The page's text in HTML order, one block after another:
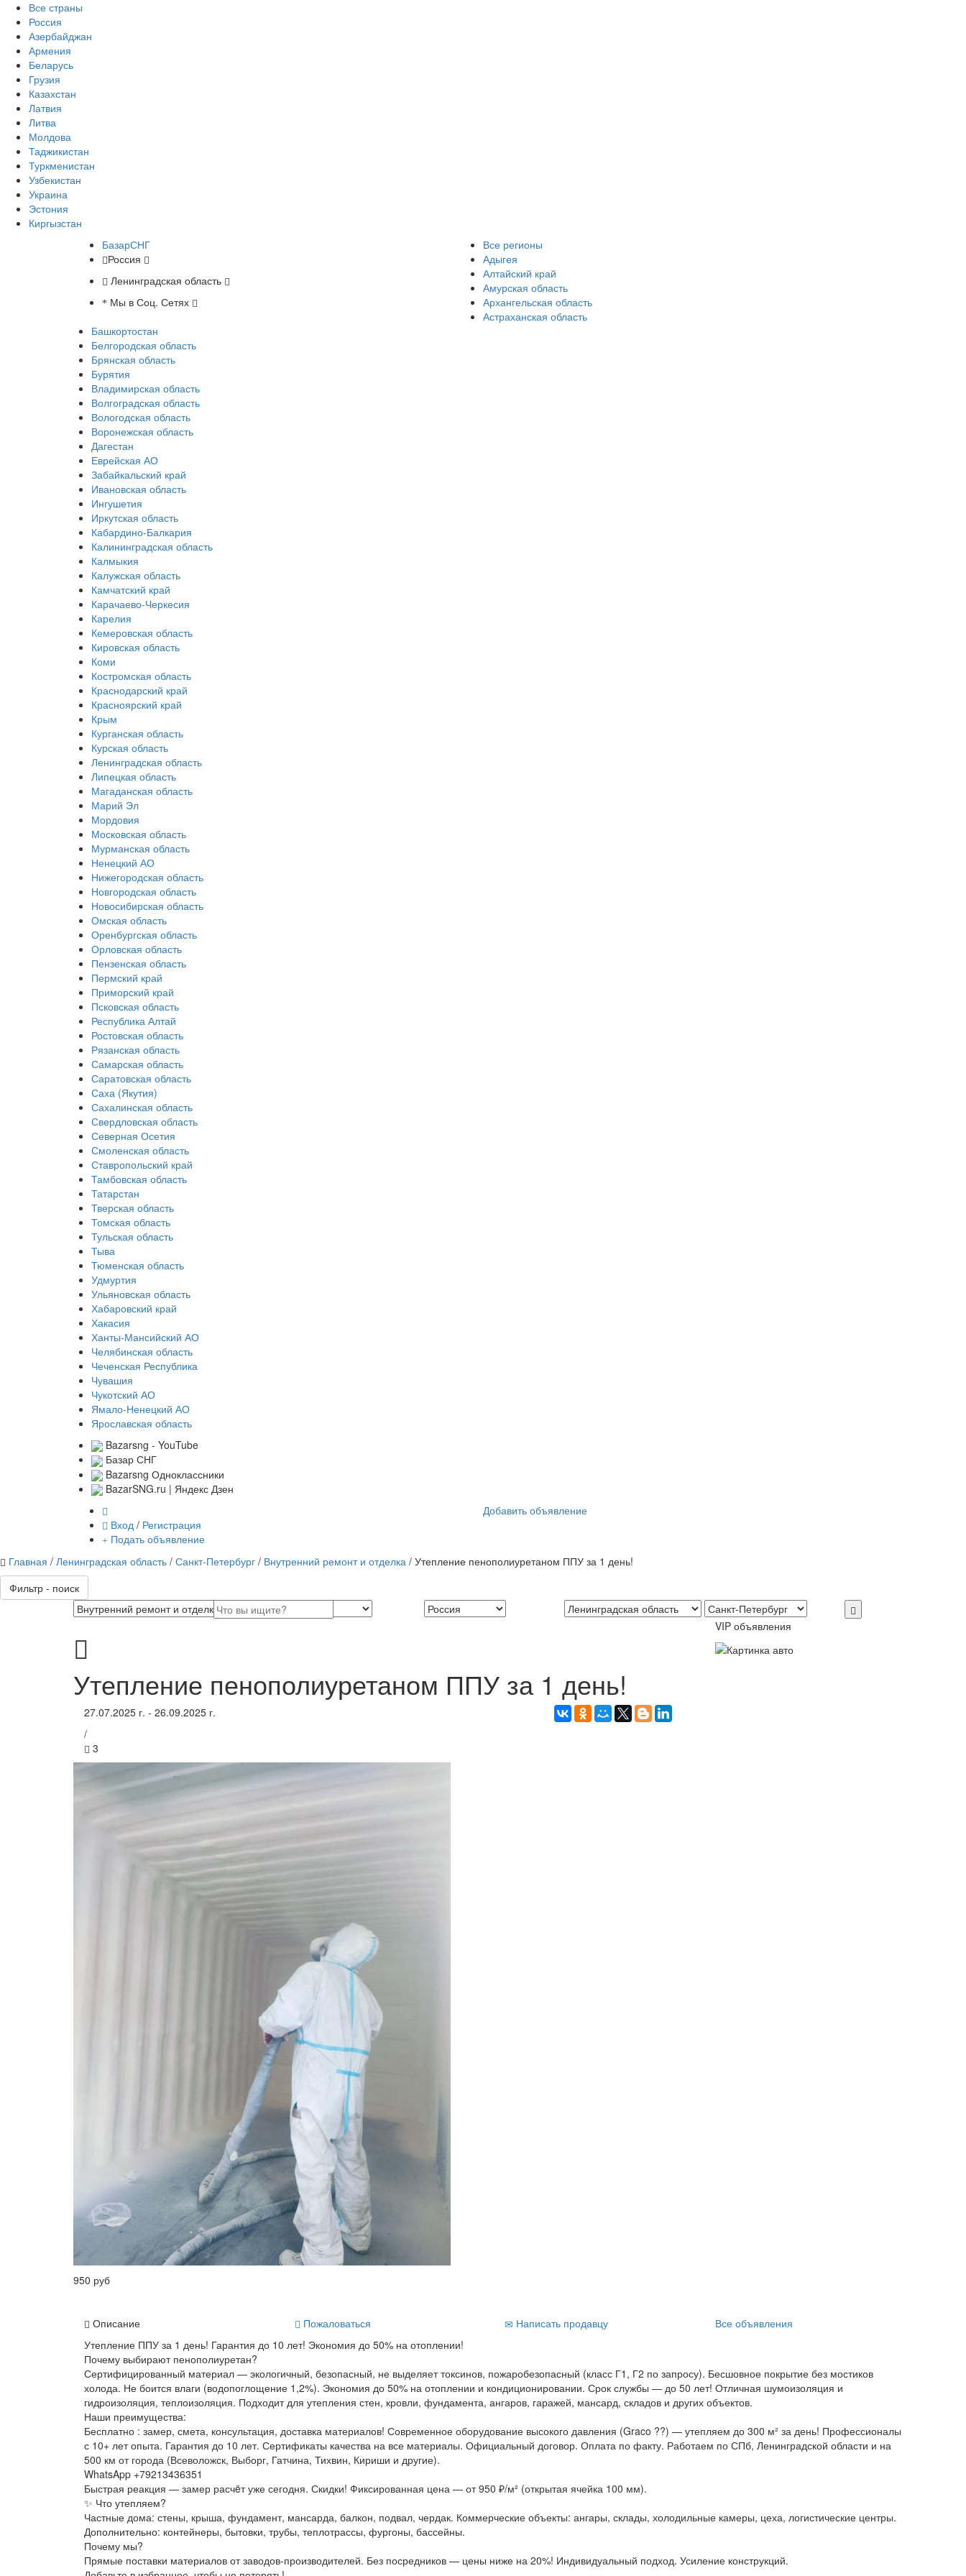
Все страны
Россия
Азербайджан
Армения
Беларусь
Грузия
Казахстан
Латвия
Литва
Молдова
Таджикистан
Туркменистан
Узбекистан
Украина
Эстония
Киргызстан
БазарСНГ
Россия
Ленинградская область
Мы в Соц. Сетях
Все регионы
Адыгея
Алтайский край
Амурская область
Архангельская область
Астраханская область
Башкортостан
Белгородская область
Брянская область
Бурятия
Владимирская область
Волгоградская область
Вологодская область
Воронежская область
Дагестан
Еврейская АО
Забайкальский край
Ивановская область
Ингушетия
Иркутская область
Кабардино-Балкария
Калининградская область
Калмыкия
Калужская область
Камчатский край
Карачаево-Черкесия
Карелия
Кемеровская область
Кировская область
Коми
Костромская область
Краснодарский край
Красноярский край
Крым
Курганская область
Курская область
Ленинградская область
Липецкая область
Магаданская область
Марий Эл
Мордовия
Московская область
Мурманская область
Ненецкий АО
Нижегородская область
Новгородская область
Новосибирская область
Омская область
Оренбургская область
Орловская область
Пензенская область
Пермский край
Приморский край
Псковская область
Республика Алтай
Ростовская область
Рязанская область
Самарская область
Саратовская область
Саха (Якутия)
Сахалинская область
Свердловская область
Северная Осетия
Смоленская область
Ставропольский край
Тамбовская область
Татарстан
Тверская область
Томская область
Тульская область
Тыва
Тюменская область
Удмуртия
Ульяновская область
Хабаровский край
Хакасия
Ханты-Мансийский АО
Челябинская область
Чеченская Республика
Чувашия
Чукотский АО
Ямало-Ненецкий АО
Ярославская область
Bazarsng - YouTube
Базар СНГ
Bazarsng Одноклассники
BazarSNG.ru | Яндекс Дзен
Вход / Регистрация
Подать объявление
Добавить объявление
Главная / Ленинградская область / Санкт-Петербург / Внутренний ремонт и отделка / Утепление пенополиуретаном ППУ за 1 день!
Фильтр - поиск
Утепление пенополиуретаном ППУ за 1 день!
27.07.2025 г. - 26.09.2025 г.
/
3
950 руб
Описание Пожаловаться Написать продавцу
Все объявления
Утепление ППУ за 1 день! Гарантия до 10 лет! Экономия до 50% на отоплении!
Почему выбирают пенополиуретан?
Сертифицированный материал — экологичный, безопасный, не выделяет токсинов, пожаробезопасный (класс Г1, Г2 по запросу). Бесшовное покрытие без мостиков
холода. Не боится влаги (водопоглощение 1,2%). Экономия до 50% на отоплении и кондиционировании. Срок службы — до 50 лет! Отличная шумоизоляция и
гидроизоляция, теплоизоляция. Подходит для утепления стен, кровли, фундамента, ангаров, гаражей, мансард, складов и других объектов.
Наши преимущества:
Бесплатно : замер, смета, консультация, доставка материалов! Современное оборудование высокого давления (Graco ??) — утепляем до 300 м² за день! Профессионалы
с 10+ лет опыта. Гарантия до 10 лет. Сертификаты качества на все материалы. Официальный договор. Оплата по факту. Работаем по СПб, Ленинградской области и на
500 км от города (Всеволожск, Выборг, Гатчина, Тихвин, Кириши и другие).
WhatsApp +79213436351
Быстрая реакция — замер расчëт уже сегодня. Скидки! Фиксированная цена — от 950 ₽/м² (открытая ячейка 100 мм).
✨ Что утепляем?
Частные дома: стены, крыша, фундамент, мансарда, балкон, подвал, чердак. Коммерческие объекты: ангары, склады, холодильные камеры, цеха, логистические центры.
Дополнительно: контейнеры, бытовки, трубы, теплотрассы, фургоны, бассейны.
Почему мы?
Прямые поставки материалов от заводов-производителей. Без посредников — цены ниже на 20%! Индивидуальный подход. Усиление конструкций.
VIP объявления